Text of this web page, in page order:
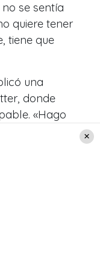
se sentía
quiere tener
tiene que
una
donde
«Hago
Bolocco por no
puertas de mi